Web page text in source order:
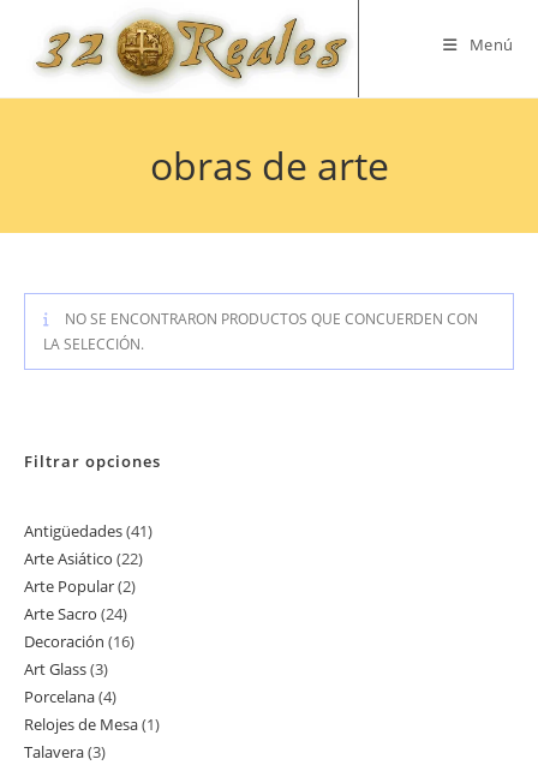
contenido
Menú
obras de arte
NO SE ENCONTRARON PRODUCTOS QUE CONCUERDEN CON
LA SELECCIÓN.
Filtrar opciones
Antigüedades 4141
Arte Asiático 2222
Arte Popular 22
Arte Sacro 2424
productos
Decoración 1616
Art Glass 33
productos
Porcelana 44
productos
Relojes de Mesa 11
Talavera 33